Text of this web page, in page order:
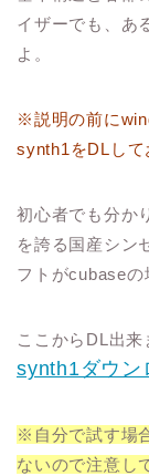
イザーでも、あ
よ。
※説明の前に
synth1をDLして
初心者でも分か
を誇る国産シン
フトがcubaseの
ここからDL出来
synth1ダウン
※自分で試す場
ないので注意し